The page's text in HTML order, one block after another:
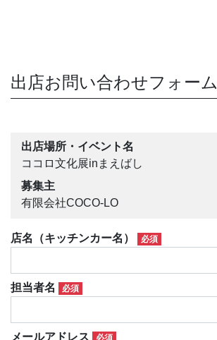
出店お問い合わせフォーム
出店場所・イベント名
ココロ文化展inまえばし
募集主
有限会社COCO-LO
店名（キッチンカー名） 必須
担当者名 必須
メールアドレス 必須